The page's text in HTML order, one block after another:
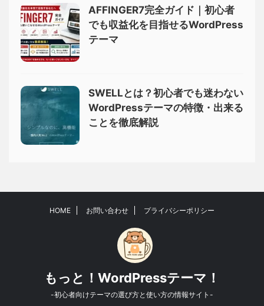
AFFINGER7完全ガイド｜初心者
でも収益化を目指せるWordPress
テーマ
SWELLとは？初心者でも迷わない
WordPressテーマの特徴・出来る
ことを徹底解説
HOME お問い合わせ プライバシーポリシー
もっと！WordPressテーマ！
-初心者向けテーマの選び方と使い方の情報サイト-